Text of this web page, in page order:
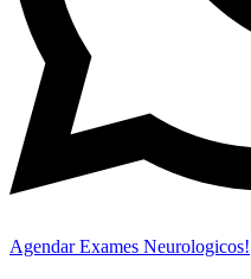
Agendar Exames Neurologicos!